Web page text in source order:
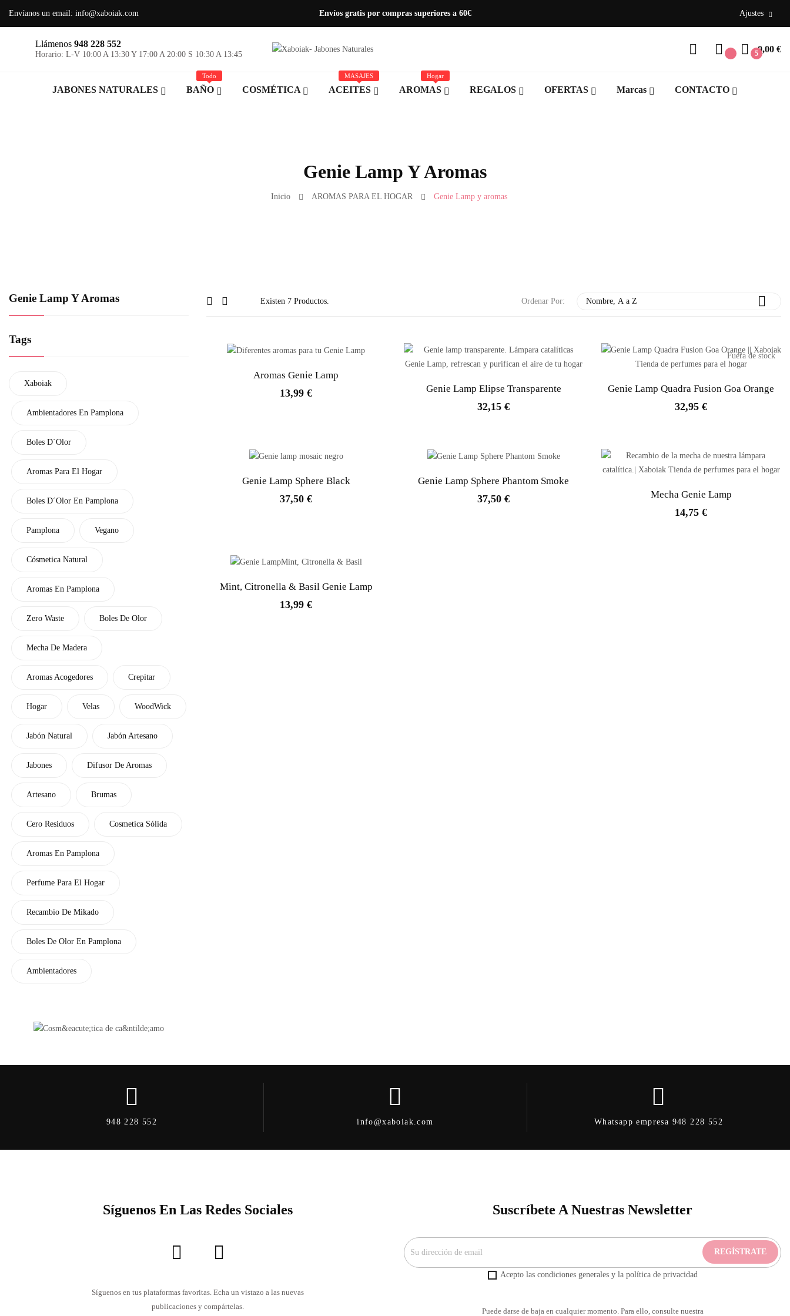
Envíanos un email: info@xaboiak.com Ajustes
Envíos gratis por compras superiores a 60€
50,00 €
Llámenos 948 228 552
Horario: L-V 10:00 A 13:30 Y 17:00 A 20:00 S 10:30 A 13:45
JABONES NATURALES BAÑO
Todo
COSMÉTICA ACEITES
MASAJES
AROMAS
Hogar
REGALOS OFERTAS Marcas CONTACTO
Genie Lamp Y Aromas
Inicio AROMAS PARA EL HOGAR Genie Lamp y aromas
Genie Lamp Y Aromas
Tags
Xaboiak
Ambientadores En Pamplona
Boles D´Olor
Aromas Para El Hogar
Boles D´Olor En Pamplona
Pamplona Vegano
Cósmetica Natural
Aromas En Pamplona
Zero Waste Boles De Olor
Mecha De Madera
Aromas Acogedores Crepitar
Hogar Velas WoodWick
Jabón Natural Jabón Artesano
Jabones Difusor De Aromas
Artesano Brumas
Cero Residuos Cosmetica Sólida
Aromas En Pamplona
Perfume Para El Hogar
Recambio De Mikado
Boles De Olor En Pamplona
Ambientadores
Existen 7 Productos. Ordenar Por: Nombre, A a Z 
Aromas Genie Lamp
13,99 € Genie Lamp Elipse Transparente
32,15 €
Fuera de stock
Genie Lamp Quadra Fusion Goa Orange
32,95 €
Genie Lamp Sphere Black
37,50 €
Genie Lamp Sphere Phantom Smoke
37,50 € Mecha Genie Lamp
14,75 €
Mint, Citronella & Basil Genie Lamp
13,99 €
948 228 552 info@xaboiak.com Whatsapp empresa 948 228 552
Síguenos En Las Redes Sociales
Síguenos en tus plataformas favoritas. Echa un vistazo a las nuevas
publicaciones y compártelas.
Suscríbete A Nuestras Newsletter
Acepto las condiciones generales y la política de privacidad
Puede darse de baja en cualquier momento. Para ello, consulte nuestra